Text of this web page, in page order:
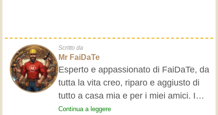
Scritto da
Mr FaiDaTe
Esperto e appassionato di FaiDaTe, da
tutta la vita creo, riparo e aggiusto di
tutto a casa mia e per i miei amici. I
nonni mi hanno insegnato i primi
Continua a leggere